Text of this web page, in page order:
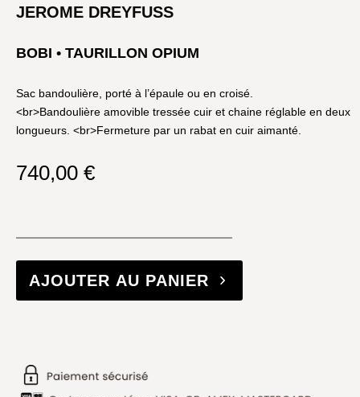
JEROME DREYFUSS
BOBI • TAURILLON OPIUM
Sac bandoulière, porté à l’épaule ou en croisé.
<br>Bandoulière amovible tressée cuir et chaine réglable en deux
longueurs. <br>Fermeture par un rabat en cuir aimanté.
740,00 €
AJOUTER AU PANIER